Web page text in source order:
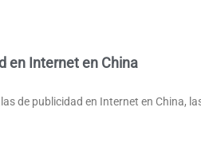
en Internet en China
de publicidad en Internet en China,